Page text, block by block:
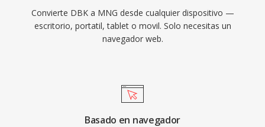
Convierte DBK a MNG desde cualquier dispositivo —
escritorio, portatil, tablet o movil. Solo necesitas un
navegador web.
Basado en navegador